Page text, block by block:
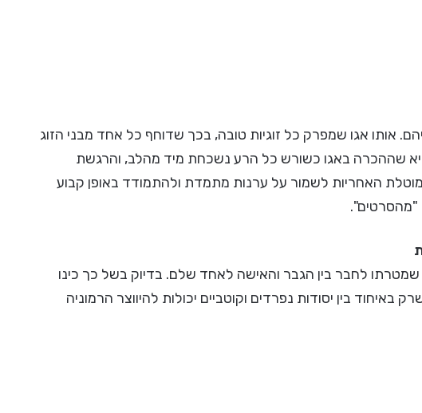
אותו אגו שמפרק כל זוגיות טובה, בכך שדוחף כל אחד מבני הזוג
היא שההכרה באגו כשורש כל הרע נשכחת מיד מהלב, והרגשת
האחריות לשמור על ערנות מתמדת ולהתמודד באופן קבוע
"מהסרטים".
שמטרתו לחבר בין הגבר והאישה לאחד שלם. בדיוק בשל כך כינו
באיחוד בין יסודות נפרדים וקוטביים יכולות להיווצר הרמוניה